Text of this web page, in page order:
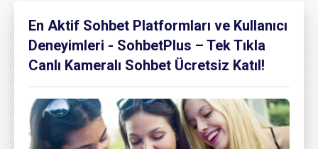
En Aktif Sohbet Platformları ve Kullanıcı
Deneyimleri - SohbetPlus – Tek Tıkla
Canlı Kameralı Sohbet Ücretsiz Katıl!